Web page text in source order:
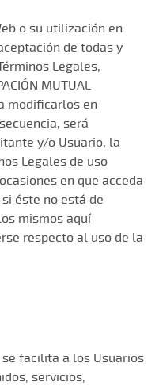
o su utilización en
de todas y
Legales,
MUTUAL
modificarlos en
será
y/o Usuario, la
Legales de uso
en que acceda
éste no está de
mismos aquí
respecto al uso de la
se facilita a los Usuarios
servicios,